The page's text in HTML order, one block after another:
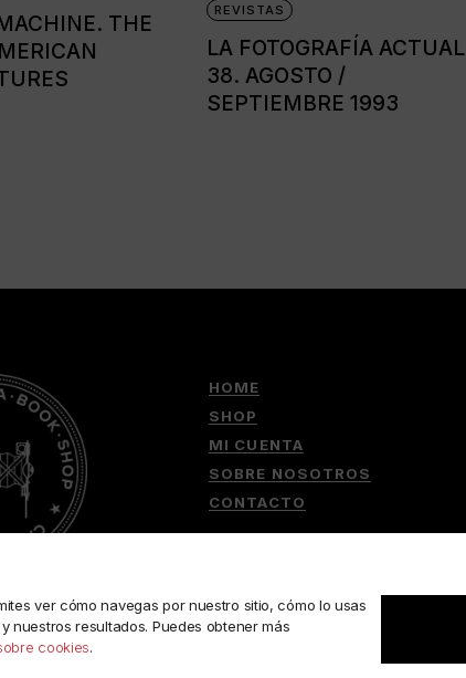
ver cómo navegas por nuestro sitio, cómo lo usas
nuestros resultados. Puedes obtener más
cookies.
THE
REVISTAS
LA FOTOGRAFÍA ACTUAL
38. AGOSTO /
SEPTIEMBRE 1993
HOME
SHOP
MI CUENTA
SOBRE NOSOTROS
CONTACTO